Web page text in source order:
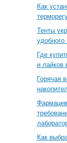
Как
Тенты
удобного
Где
и лайков
Горячая
Как